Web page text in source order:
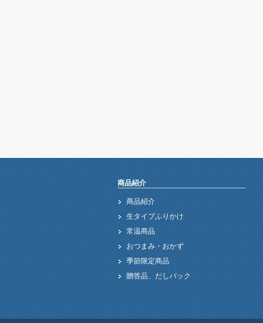
商品紹介
商品紹介
生タイプふりかけ
常温商品
おつまみ・おかず
季節限定商品
贈答品、だしパック